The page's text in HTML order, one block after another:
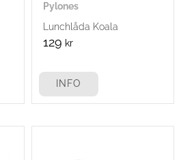
Pylones
Lunchlåda Koala
129 kr
INFO